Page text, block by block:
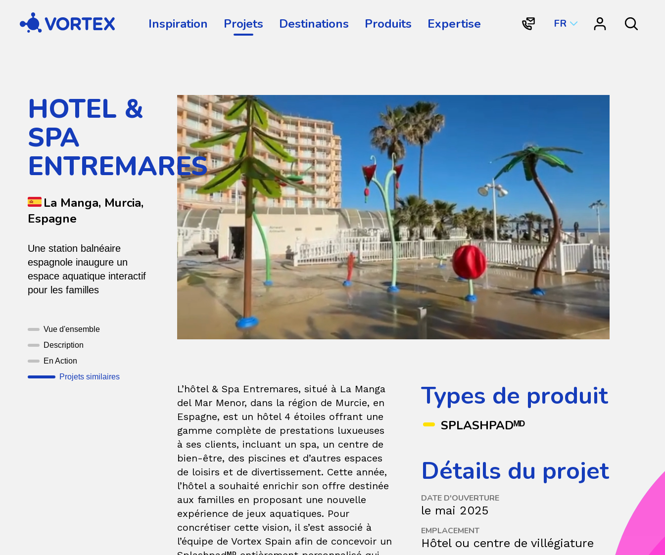
Vortex Inspiration Projets Destinations Produits Expertise
"Contactez
FR
"Centre
Search
HOTEL &
SPA
ENTREMARES
La Manga, Murcia,
Espagne
Une station balnéaire
espagnole inaugure un
espace aquatique interactif
pour les familles
Vue d'ensemble
Description
En Action
Projets similaires
L’hôtel & Spa Entremares, situé à La Manga
del Mar Menor, dans la région de Murcie, en
Espagne, est un hôtel 4 étoiles offrant une
gamme complète de prestations luxueuses
à ses clients, incluant un spa, un centre de
bien-être, des piscines et d’autres espaces
de loisirs et de divertissement. Cette année,
l’hôtel a souhaité enrichir son offre destinée
aux familles en proposant une nouvelle
expérience de jeux aquatiques. Pour
concrétiser cette vision, il s’est associé à
l’équipe de Vortex Spain afin de concevoir un
Types de produit
SPLASHPADᴹᴰ
Détails du projet
DATE D'OUVERTURE
le mai 2025
EMPLACEMENT
Hôtel ou centre de villégiature